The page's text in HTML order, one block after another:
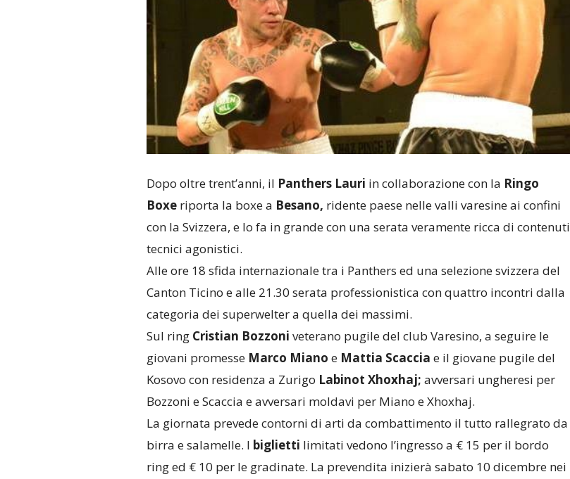
Dopo oltre trent’anni, il Panthers Lauri in collaborazione con la Ringo
Boxeriporta la boxe a Besano, ridente paese nelle valli varesine ai confini
con la Svizzera, e lo fa in grande con una serata veramente ricca di contenuti
tecnici agonistici.
Alle ore 18 sfida internazionale tra i Panthers ed una selezione svizzera del
Canton Ticino e alle 21.30 serata professionistica con quattro incontri dalla
categoria dei superwelter a quella dei massimi.
Sul ring Cristian Bozzoni veterano pugile del club Varesino, a seguire le
giovani promesse Marco Miano e Mattia Scaccia e il giovane pugile del
Kosovo con residenza a Zurigo Labinot Xhoxhaj; avversari ungheresi per
Bozzoni e Scaccia e avversari moldavi per Miano e Xhoxhaj.
La giornata prevede contorni di arti da combattimento il tutto rallegrato da
birra e salamelle. I biglietti limitati vedono l’ingresso a € 15 per il bordo
ring ed € 10 per le gradinate. La prevendita inizierà sabato 10 dicembre nei